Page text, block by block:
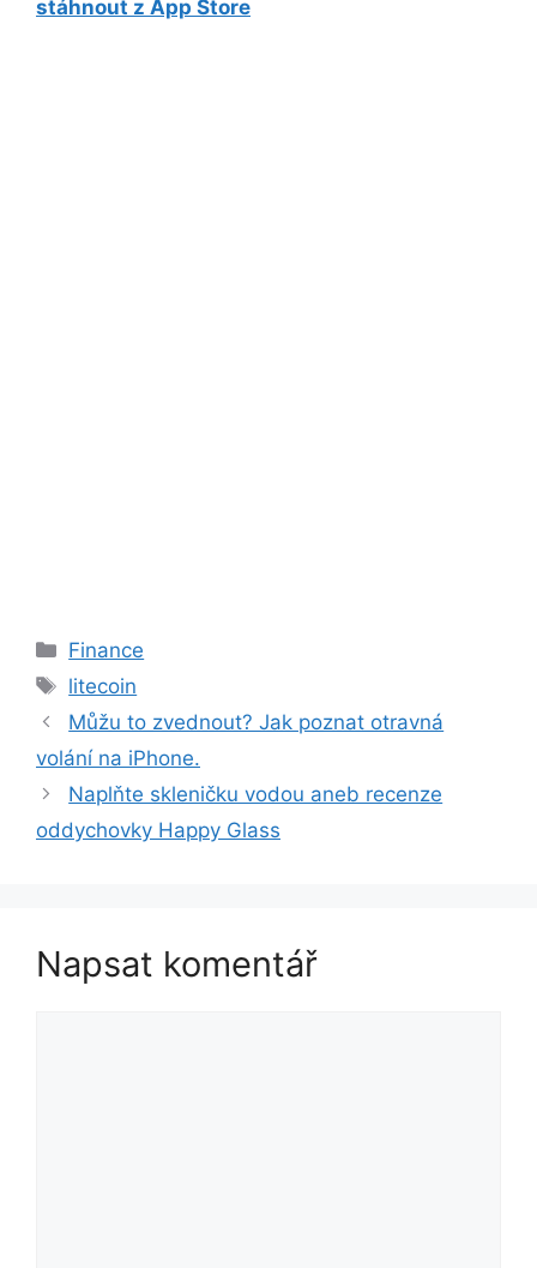
stáhnout z App Store
Rubriky
Finance
Štítky
litecoin
Můžu to zvednout? Jak poznat otravná
volání na iPhone.
Naplňte skleničku vodou aneb recenze
oddychovky Happy Glass
Napsat komentář